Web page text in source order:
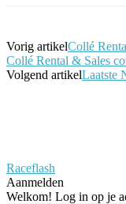
Vorig artikelCollé
Collé Rental & Sales
Volgend artikelLaatste
Raceflash
Aanmelden
Welkom! Log in op je